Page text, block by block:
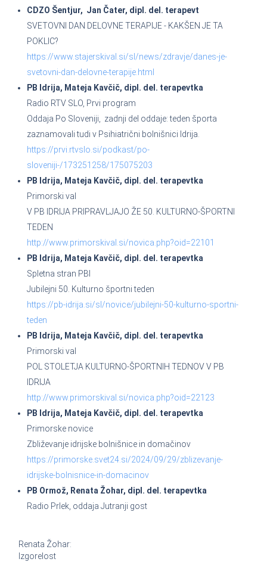
CDZO Šentjur, Jan Čater, dipl. del. terapevt
SVETOVNI DAN DELOVNE TERAPIJE - KAKŠEN JE TA
POKLIC?
https://www.stajerskival.si/sl/news/zdravje/danes-je-
svetovni-dan-delovne-terapije.html
PB Idrija, Mateja Kavčič, dipl. del. terapevtka
Radio RTV SLO, Prvi program
Oddaja Po Sloveniji, zadnji del oddaje: teden športa
zaznamovali tudi v Psihiatrični bolnišnici Idrija.
https://prvi.rtvslo.si/podkast/po-
sloveniji-/173251258/175075203
PB Idrija, Mateja Kavčič, dipl. del. terapevtka
Primorski val
V PB IDRIJA PRIPRAVLJAJO ŽE 50. KULTURNO-ŠPORTNI
TEDEN
http://www.primorskival.si/novica.php?oid=22101
PB Idrija, Mateja Kavčič, dipl. del. terapevtka
Spletna stran PBI
Jubilejni 50. Kulturno športni teden
https://pb-idrija.si/sl/novice/jubilejni-50-kulturno-sportni-
teden
PB Idrija, Mateja Kavčič, dipl. del. terapevtka
Primorski val
POL STOLETJA KULTURNO-ŠPORTNIH TEDNOV V PB
IDRIJA
http://www.primorskival.si/novica.php?oid=22123
PB Idrija, Mateja Kavčič, dipl. del. terapevtka
Primorske novice
Zbliževanje idrijske bolnišnice in domačinov
https://primorske.svet24.si/2024/09/29/zblizevanje-
idrijske-bolnisnice-in-domacinov
PB Ormož, Renata Žohar, dipl. del. terapevtka
Radio Prlek, oddaja Jutranji gost
Renata Žohar:
Izgorelost